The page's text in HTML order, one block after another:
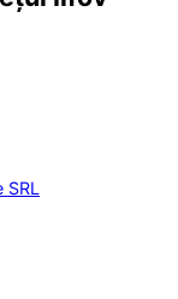
SRL